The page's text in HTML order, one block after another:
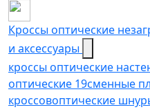
Кроссы оптические
и аксессуары
кроссы оптические
оптические 19сменные
кроссовоптические